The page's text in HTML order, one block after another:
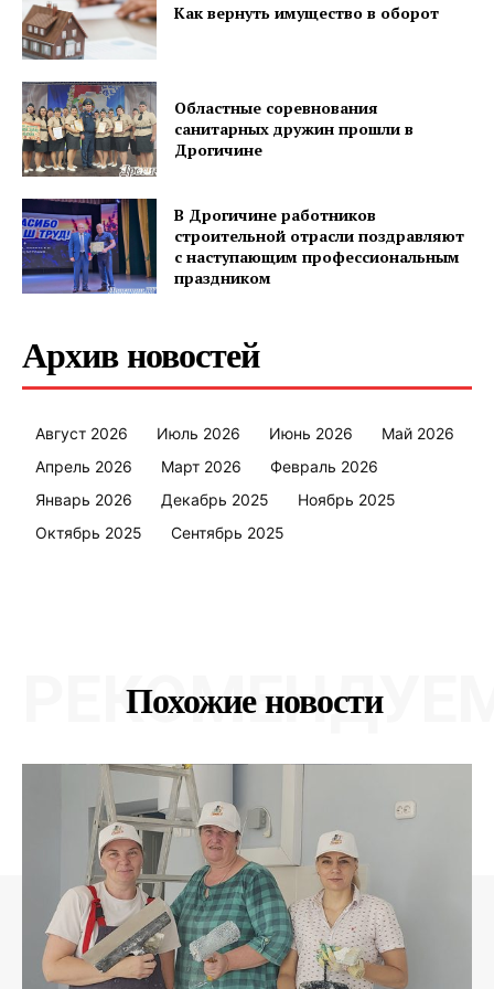
Редакция "ДВ"
Контакты
Правила использования материалов
Электронные обращения
Как вернуть имущество в оборот
Областные соревнования
санитарных дружин прошли в
Дрогичине
В Дрогичине работников
строительной отрасли поздравляют
с наступающим профессиональным
праздником
Архив новостей
Август 2026 Июль 2026 Июнь 2026
Май 2026
Апрель 2026
Март 2026
Февраль 2026
Январь 2026
Декабрь 2025
Ноябрь 2025
Октябрь 2025
Сентябрь 2025
Похожие новости